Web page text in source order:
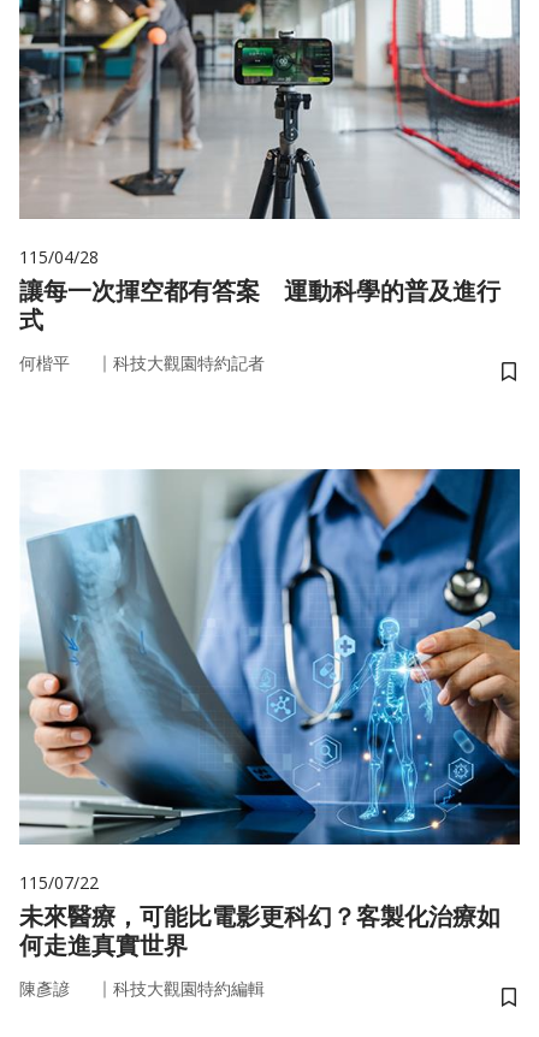
115/04/28
讓每一次揮空都有答案 運動科學的普及進行
式
何楷平 ｜ 科技大觀園特約記者
儲
115/07/22
未來醫療，可能比電影更科幻？客製化治療如
何走進真實世界
陳彥諺 ｜ 科技大觀園特約編輯
儲